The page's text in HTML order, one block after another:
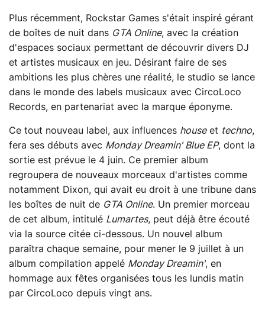
Plus récemment, Rockstar Games s'était inspiré gérant
de boîtes de nuit dans GTA Online, avec la création
d'espaces sociaux permettant de découvrir divers DJ
et artistes musicaux en jeu. Désirant faire de ses
ambitions les plus chères une réalité, le studio se lance
dans le monde des labels musicaux avec CircoLoco
Records, en partenariat avec la marque éponyme.
Ce tout nouveau label, aux influences houseet techno,
fera ses débuts avec Monday Dreamin' Blue EP, dont la
sortie est prévue le 4 juin. Ce premier album
regroupera de nouveaux morceaux d'artistes comme
notamment Dixon, qui avait eu droit à une tribune dans
les boîtes de nuit de GTA Online. Un premier morceau
de cet album, intitulé Lumartes, peut déjà être écouté
via la source citée ci-dessous. Un nouvel album
paraîtra chaque semaine, pour mener le 9 juillet à un
album compilation appelé Monday Dreamin', en
hommage aux fêtes organisées tous les lundis matin
par CircoLoco depuis vingt ans.